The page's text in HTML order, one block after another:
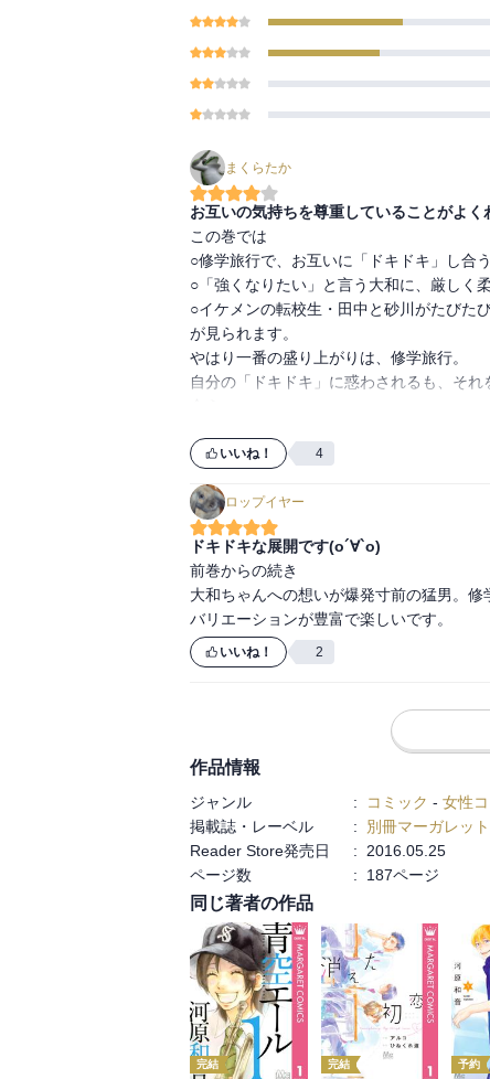
まくらたか
お互いの気持ちを尊重していることがよく
この巻では
○修学旅行で、お互いに「ドキドキ」し合
○「強くなりたい」と言う大和に、厳しく
○イケメンの転校生・田中と砂川がたびた
が見られます。
やはり一番の盛り上がりは、修学旅行。
自分の「ドキドキ」に惑わされるも、そ
猛男と大和の二人が二人なりの距離の詰
ます。
イケメン転校生・田中が砂川に接近した理
猛男は転校生に対しどのような行動に出る
砂川との関係はどうなってしまうのか。
気になるところで次巻に続きます。
いいね！ 4
ロップイヤー
ドキドキな展開です(о´∀`о)
前巻からの続き
大和ちゃんへの想いが爆発寸前の猛男。
バリエーションが豊富で楽しいです。
いいね！ 2
作品情報
ジャンル : コミック - 女性
掲載誌・レーベル
: 別冊マーガレット
Reader Store発売日
: 2016.05.25
ページ数
: 187ページ
同じ著者の作品
完結 完結 予約